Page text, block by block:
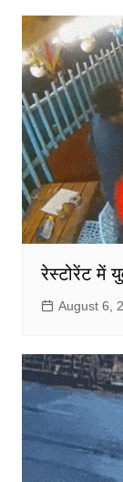
रेस्टोरेंट में
August 6,